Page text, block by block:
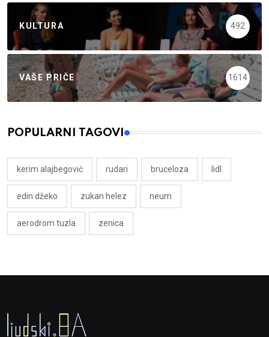
KULTURA 492
VAŠE PRIČE 1614
POPULARNI TAGOVI
kerim alajbegović rudari bruceloza lidl
edin džeko zukan helez neum
aerodrom tuzla zenica